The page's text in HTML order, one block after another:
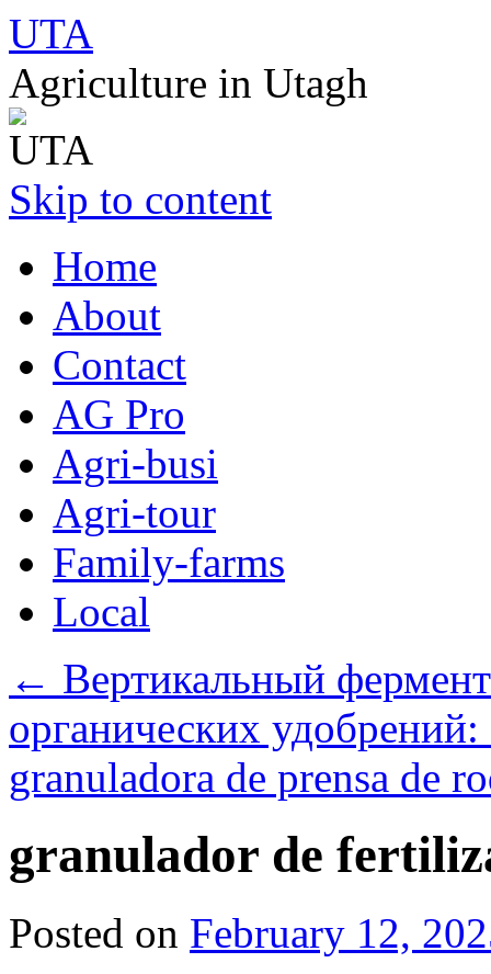
UTA
Agriculture in Utagh
Skip to content
Home
About
Contact
AG Pro
Agri-busi
Agri-tour
Family-farms
Local
← Вертикальный
органических
granuladora de prensa de
granulador de
Posted on February 12,